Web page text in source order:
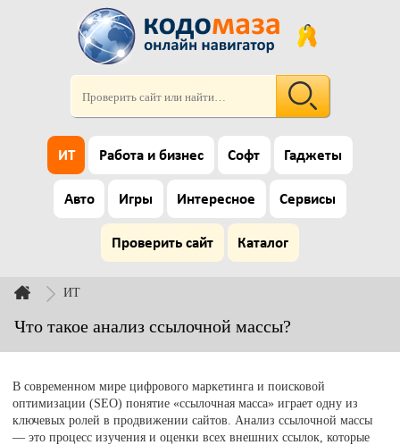
ИТ Работа и бизнес Софт Гаджеты
Авто Игры Интересное Сервисы
Проверить сайт Каталог
ИТ
Что такое анализ ссылочной массы?
В современном мире цифрового маркетинга и поисковой
оптимизации (SEO) понятие «ссылочная масса» играет одну из
ключевых ролей в продвижении сайтов. Анализ ссылочной массы
— это процесс изучения и оценки всех внешних ссылок, которые